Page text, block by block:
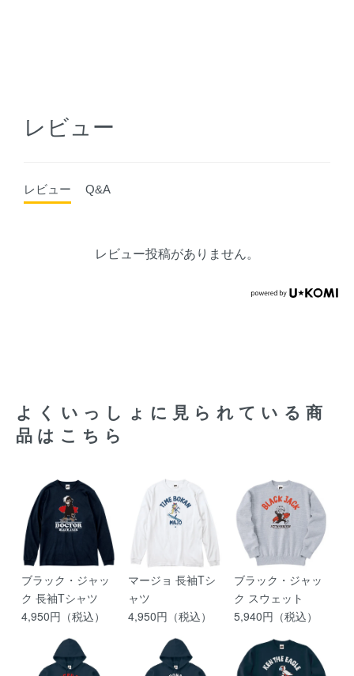
レビュー
レビュー Q&A
レビュー投稿がありません。
よくいっしょに見られている商
品はこちら
ブラック・ジャッ
ク 長袖Tシャツ
4,950円（税込）
マージョ 長袖Tシ
ャツ
4,950円（税込）
ブラック・ジャッ
ク スウェット
5,940円（税込）